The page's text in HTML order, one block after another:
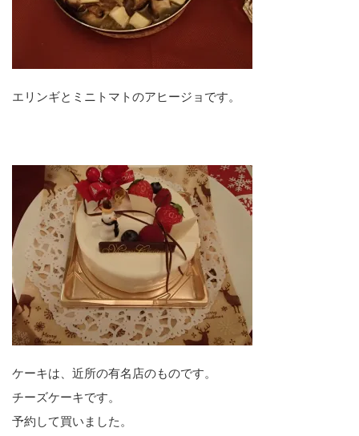
エリンギとミニトマトのアヒージョです。
ケーキは、近所の有名店のものです。
チーズケーキです。
予約して買いました。